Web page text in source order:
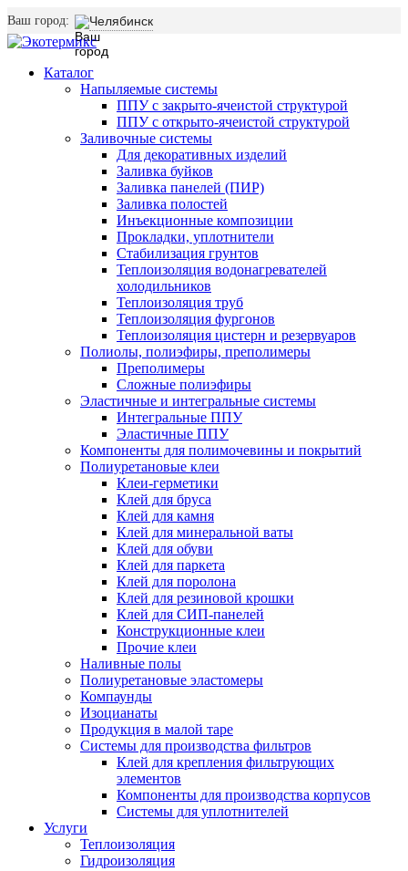
Ваш город: Челябинск
Каталог
Напыляемые системы
ППУ с закрыто-ячеистой структурой
ППУ с открыто-ячеистой структурой
Заливочные системы
Для декоративных изделий
Заливка буйков
Заливка панелей (ПИР)
Заливка полостей
Инъекционные композиции
Прокладки, уплотнители
Стабилизация грунтов
Теплоизоляция водонагревателей
холодильников
Теплоизоляция труб
Теплоизоляция фургонов
Теплоизоляция цистерн и резервуаров
Полиолы, полиэфиры, преполимеры
Преполимеры
Сложные полиэфиры
Эластичные и интегральные системы
Интегральные ППУ
Эластичные ППУ
Компоненты для полимочевины и покрытий
Полиуретановые клеи
Клеи-герметики
Клей для бруса
Клей для камня
Клей для минеральной ваты
Клей для обуви
Клей для паркета
Клей для поролона
Клей для резиновой крошки
Клей для СИП-панелей
Конструкционные клеи
Прочие клеи
Наливные полы
Полиуретановые эластомеры
Компаунды
Изоцианаты
Продукция в малой таре
Системы для производства фильтров
Клей для крепления фильтрующих
элементов
Компоненты для производства корпусов
Системы для уплотнителей
Услуги
Теплоизоляция
Гидроизоляция